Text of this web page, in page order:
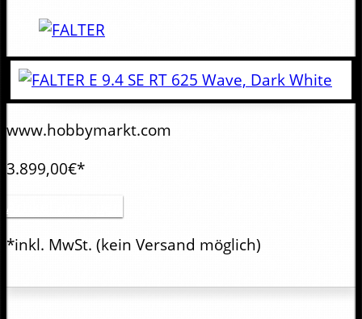
www.hobbymarkt.com
3.899,00€*
Artikel anzeigen
*inkl. MwSt. (kein Versand möglich)